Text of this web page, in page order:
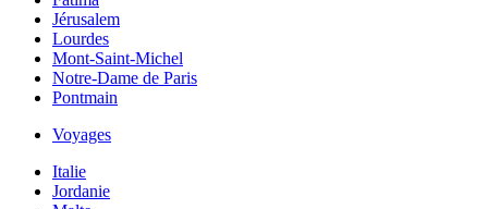
Jérusalem
Lourdes
Mont-Saint-Michel
Notre-Dame de Paris
Pontmain
Voyages
Italie
Jordanie